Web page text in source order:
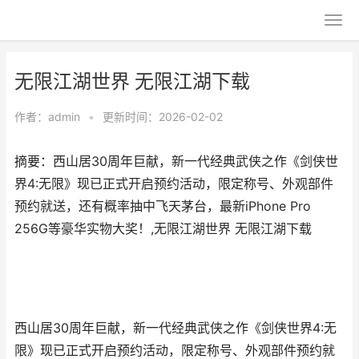
无限江湖世界 无限江湖下载
作者： admin • 更新时间：2026-02-02
摘要：西山居30周年巨献，新一代经典武侠之作《剑侠世
界4:无限》现已正式开启预约活动，限定称号、外观部件
预约就送，还有概率抽中飞天茅台，最新iPhone Pro
256G等豪华实物大奖！,无限江湖世界 无限江湖下载
西山居30周年巨献，新一代经典武侠之作《剑侠世界4:无
限》现已正式开启预约活动，限定称号、外观部件预约就